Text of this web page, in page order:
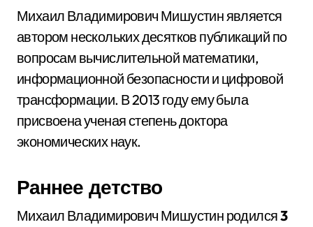
Михаил Владимирович Мишустин является
автором нескольких десятков публикаций по
вопросам вычислительной математики,
информационной безопасности и цифровой
трансформации. В 2013 году ему была
присвоена ученая степень доктора
экономических наук.
Раннее детство
Михаил Владимирович Мишустин родился3